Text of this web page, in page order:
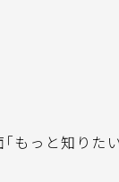
もっと知りた